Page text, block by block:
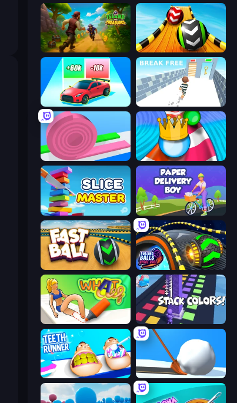
Island of Treasures Sky Balls 3D
Break Free
Layers Roll Aquapark Balls Party
Slice Master Paper Delivery Boy
Fast Ball Jump Rolling Balls Space Race
What a Leg Stack Colors
Teeth Runner Shovel 3D